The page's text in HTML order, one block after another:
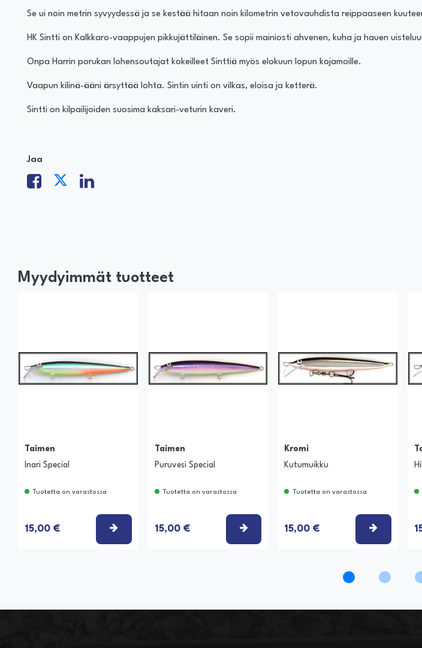
Se ui noin metrin syvyydessä ja se kestää hitaan noin kilometrin vetovauhdista reippaaseen
HK Sintti on Kalkkaro-vaappujen pikkujättiläinen. Se sopii mainiosti ahvenen, kuha ja hauen
Onpa Harrin porukan lohensoutajat kokeilleet Sinttiä myös elokuun lopun kojamoille.
Vaapun kilinä-ääni ärsyttää lohta. Sintin uinti on vilkas, eloisa ja ketterä.
Sintti on kilpailijoiden suosima kaksari-veturin kaveri.
Jaa
Myydyimmät tuotteet
Taimen
Inari Special
Tuotetta on varastossa
15,00 € VALITSE VAIHTOEHTO
Taimen
Puruvesi Special
Tuotetta on varastossa
15,00 € VALITSE VAIHTOEHTO
Kromi
Kutumuikku
Tuotetta on varastossa
15,00 € VALITSE